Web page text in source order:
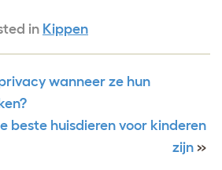
in Kippen
wanneer ze hun
beste huisdieren voor kinderen
zijn »